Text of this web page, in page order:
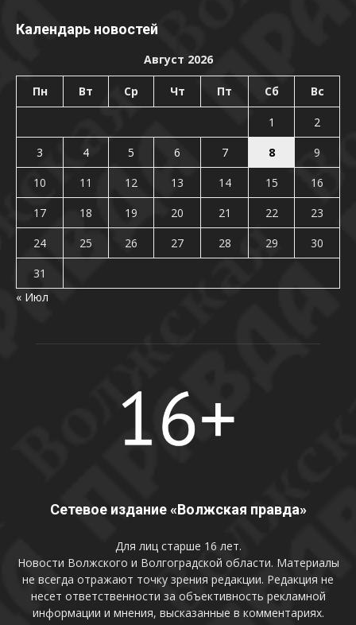
Календарь новостей
Август 2026
Пн Вт Ср Чт Пт Сб Вс
1
2
3
4 5 6 7 8
9
10
11 12 13 14 15
16
17
18 19 20 21 22
23
24
25 26 27 28 29
30
31
« Июл
Сетевое издание «Волжская правда»
Для лиц старше 16 лет.
Новости Волжского и Волгоградской области. Материалы
не всегда отражают точку зрения редакции. Редакция не
несет ответственности за объективность рекламной
информации и мнения, высказанные в комментариях.